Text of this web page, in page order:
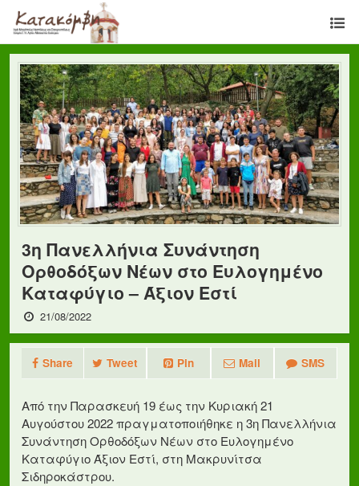
3η Πανελλήνια Συνάντηση
Ορθοδόξων Νέων στο Ευλογημένο
Καταφύγιο – Άξιον Εστί
21/08/2022
Share Tweet Pin Mail SMS
Από την Παρασκευή 19 έως την Κυριακή 21
Αυγούστου 2022 πραγματοποιήθηκε η 3η Πανελλήνια
Συνάντηση Ορθοδόξων Νέων στο Ευλογημένο
Καταφύγιο Άξιον Εστί, στη Μακρυνίτσα
Σιδηροκάστρου.